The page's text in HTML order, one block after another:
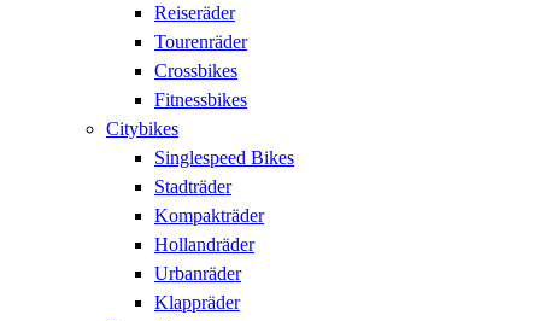
Reiseräder
Tourenräder
Crossbikes
Fitnessbikes
Citybikes
Singlespeed Bikes
Stadträder
Kompakträder
Hollandräder
Urbanräder
Klappräder